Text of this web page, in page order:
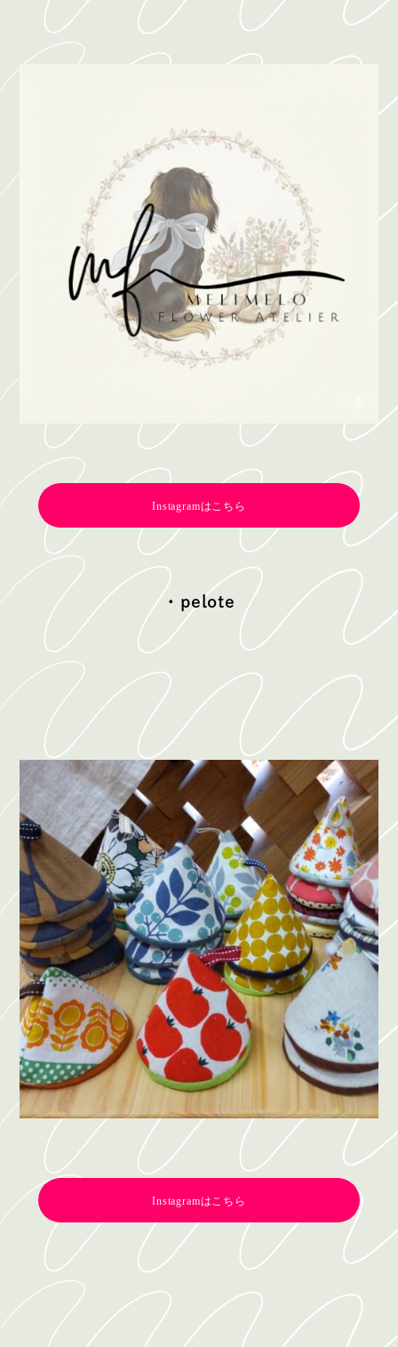
Instagramはこちら
・pelote
Instagramはこちら